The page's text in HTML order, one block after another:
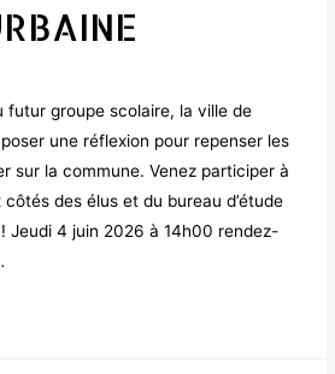
futur groupe scolaire, la ville de
une réflexion pour repenser les
sur la commune. Venez participer à
des élus et du bureau d’étude
Jeudi 4 juin 2026 à 14h00 rendez-